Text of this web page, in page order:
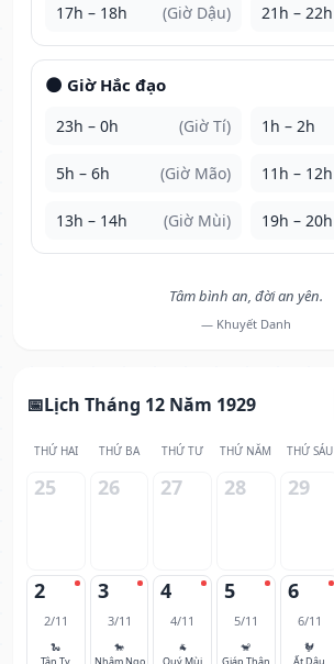
17h – 18h (Giờ Dậu) 21h – 22h
🌑 Giờ Hắc đạo
23h – 0h (Giờ Tí) 1h – 2h
5h – 6h (Giờ Mão) 11h – 12h
13h – 14h (Giờ Mùi) 19h – 20h
Tâm bình an, đời an yên.
— Khuyết Danh
Lịch Tháng 12 Năm 1929
THỨ HAI THỨ BA THỨ TƯ THỨ NĂM THỨ SÁU
25 26 27 28 29
2
2/11
🐍
3
3/11
🐎
4
4/11
🐐
5
5/11
🐒
6
6/11
🐓